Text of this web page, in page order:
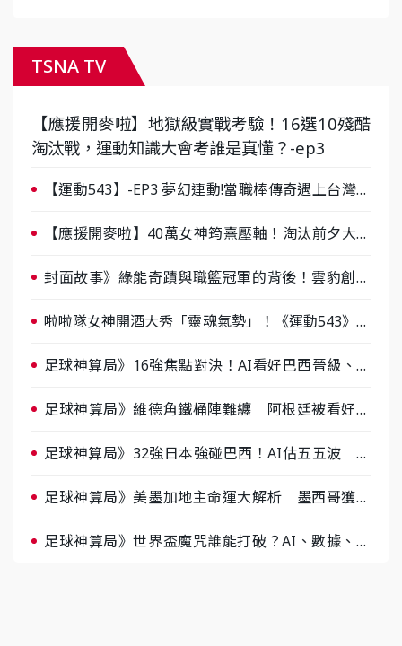
TSNA TV
【應援開麥啦】地獄級實戰考驗！16選10殘酷
淘汰戰，運動知識大會考誰是真懂？-ep3
【運動543】-EP3 夢幻連動!當職棒傳奇遇上台灣女
【應援開麥啦】40萬女神筠熹壓軸！淘汰前夕大混
封面故事》綠能奇蹟與職籃冠軍的背後！雲豹創辦
啦啦隊女神開酒大秀「靈魂氣勢」！《運動543》微
足球神算局》16強焦點對決！AI看好巴西晉級、數
足球神算局》維德角鐵桶陣難纏 阿根廷被看好下
足球神算局》32強日本強碰巴西！AI估五五波 牛
足球神算局》美墨加地主命運大解析 墨西哥獲數
足球神算局》世界盃魔咒誰能打破？AI、數據、塔